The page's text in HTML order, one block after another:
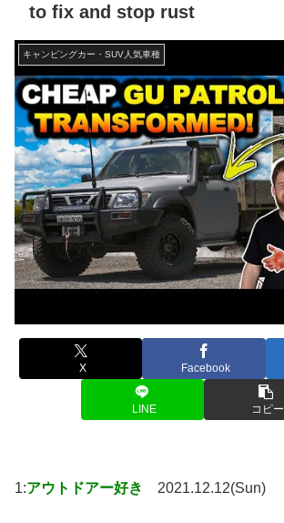
to fix and stop rust
キャンピングカー・SUV人気車種
X Facebook
LINE コピー
1:アウトドアー好き 2021.12.12(Sun)